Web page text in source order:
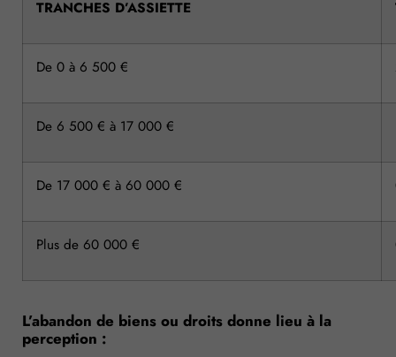
TRANCHES D’ASSIETTE
De 0 à 6 500 €
De 6 500 € à 17 000 €
De 17 000 € à 60 000 €
Plus de 60 000 €
L’abandon de biens ou droits donne lieu à la
perception :